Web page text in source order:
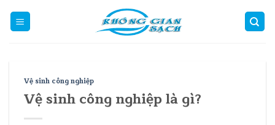
Vệ sinh công nghiệp
Vệ sinh công nghiệp là gì?